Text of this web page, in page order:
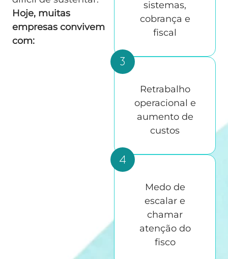
Hoje, muitas
empresas convivem
com:
sistemas,
cobrança e
fiscal
Retrabalho
operacional e
aumento de
custos
Medo de
escalar e
chamar
atenção do
fisco